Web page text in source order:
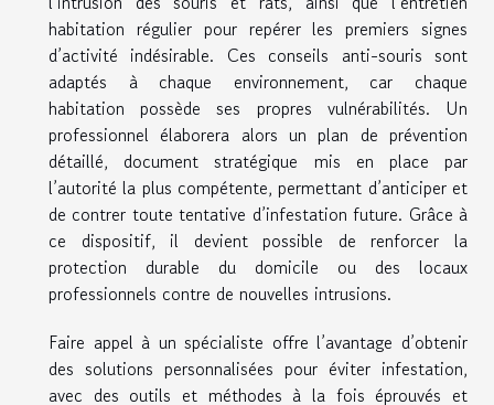
habitation régulier pour repérer les premiers signes
d’activité indésirable. Ces conseils anti-souris sont
adaptés à chaque environnement, car chaque
habitation possède ses propres vulnérabilités. Un
professionnel élaborera alors un plan de prévention
détaillé, document stratégique mis en place par
l’autorité la plus compétente, permettant d’anticiper et
de contrer toute tentative d’infestation future. Grâce à
ce dispositif, il devient possible de renforcer la
protection durable du domicile ou des locaux
professionnels contre de nouvelles intrusions.
Faire appel à un spécialiste offre l’avantage d’obtenir
des solutions personnalisées pour éviter infestation,
avec des outils et méthodes à la fois éprouvés et